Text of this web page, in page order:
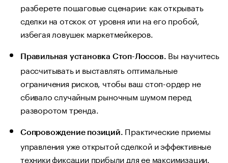
разберете пошаговые сценарии: как открывать
сделки на отскок от уровня или на его пробой,
избегая ловушек маркетмейкеров.
Правильная установка Стоп-Лоссов. Вы научитесь
рассчитывать и выставлять оптимальные
ограничения рисков, чтобы ваш стоп-ордер не
сбивало случайным рыночным шумом перед
разворотом тренда.
Сопровождение позиций. Практические приемы
управления уже открытой сделкой и эффективные
техники фиксации прибыли для ее максимизации.